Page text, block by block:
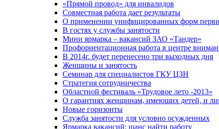
«Прямой провод» для инвалидов
Совместная работа дает результаты
О применении унифицированных форм
В гостях у службы занятости
Мини ярмарка – вакансий ЗАО «Тандер»
Профориентационная работа в центре
В 2014г. будет перенесено три выходных дня
Женщины и занятость
Семинар для специалистов ГКУ ЦЗН
Стратегия сотрудничества
Областной фестиваль «Трудовое лето -2013»
О гарантиях женщинам, имеющих детей, и
Новые горизонты
Служба занятости для условно осужденных
Ярмарка вакансий: шанс найти работу